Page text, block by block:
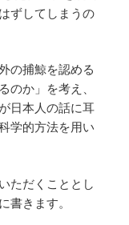
ずしてしまうの
の捕鯨を認める
のか」を考え、
日本人の話に耳
学的方法を用い
ただくこととし
書きます。